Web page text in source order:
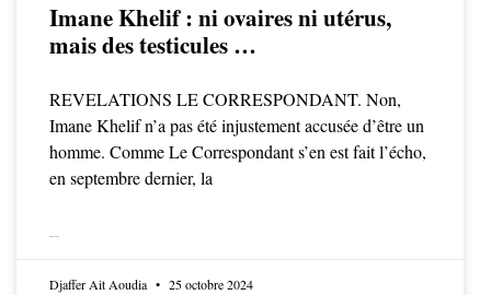
Imane Khelif : ni ovaires ni utérus,
mais des testicules …
REVELATIONS LE CORRESPONDANT. Non,
Imane Khelif n’a pas été injustement accusée d’être un
homme. Comme Le Correspondant s’en est fait l’écho,
en septembre dernier, la
Djaffer Ait Aoudia 25 octobre 2024